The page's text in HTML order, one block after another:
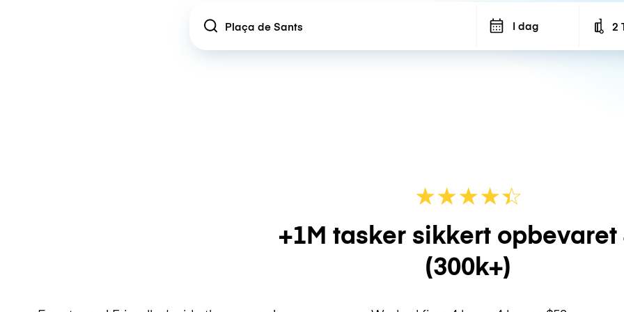
Location I dag 2
★★★★☆
★
+1M tasker sikkert opbevaret
(300k+)